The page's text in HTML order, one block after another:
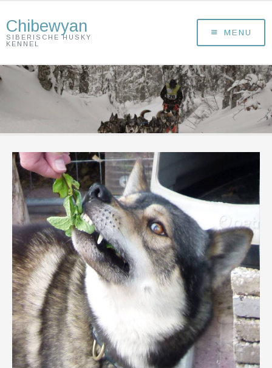
Chibewyan
SIBERISCHE HUSKY
KENNEL
MENU